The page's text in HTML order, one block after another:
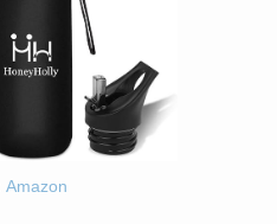
Amazon